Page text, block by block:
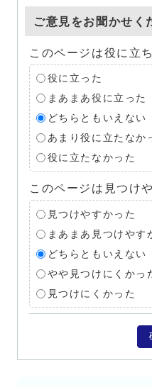
ご意見をお聞かせく
このページは役に立
役に立った
まあまあ役に立った
どちらともいえない
あまり役に立たなか
役に立たなかった
このページは見つけ
見つけやすかった
まあまあ見つけやす
どちらともいえない
やや見つけにくかっ
見つけにくかった